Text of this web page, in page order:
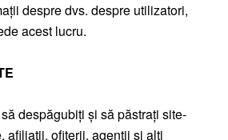
despre dvs. despre utilizatori,
acest lucru.
despăgubiți și să păstrați site-
afiliații, ofițerii, agenții și alți